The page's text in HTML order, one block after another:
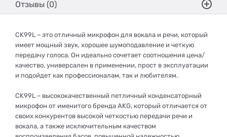
Отзывы (0)
CK99L – это отличный микрофон для вокала и речи, который
имеет мощный звук, хорошее шумоподавление и четкую
передачу голоса. Он идеально сочетает соотношения цена/
качество, универсален в применении, прост в эксплуатации
и подойдет как профессионалам, так и любителям.
CK99L – высококачественный петличный конденсаторный
микрофон от именитого бренда AKG, который отличается от
своих конкурентов высокой четкостью передачи речи и
вокала, а также исключительным качеством